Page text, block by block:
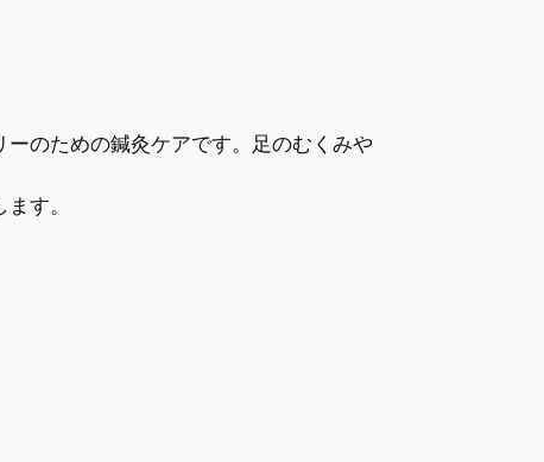
のための鍼灸ケアです。足のむくみや
す。